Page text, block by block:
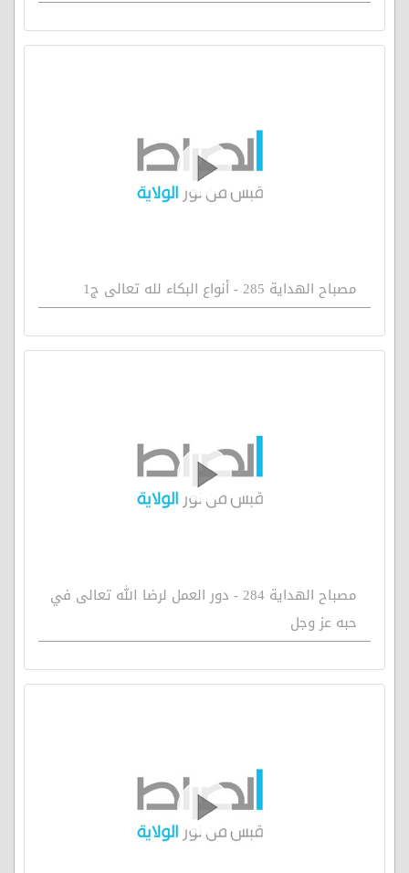
مصباح الهداية 285 - أنواع البكاء لله تعالى ج1
مصباح الهداية 284 - دور العمل لرضا الله تعالى في
حبه عز وجل